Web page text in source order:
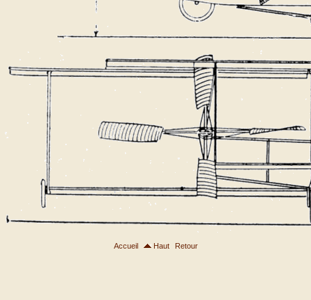
Accueil Haut Retour